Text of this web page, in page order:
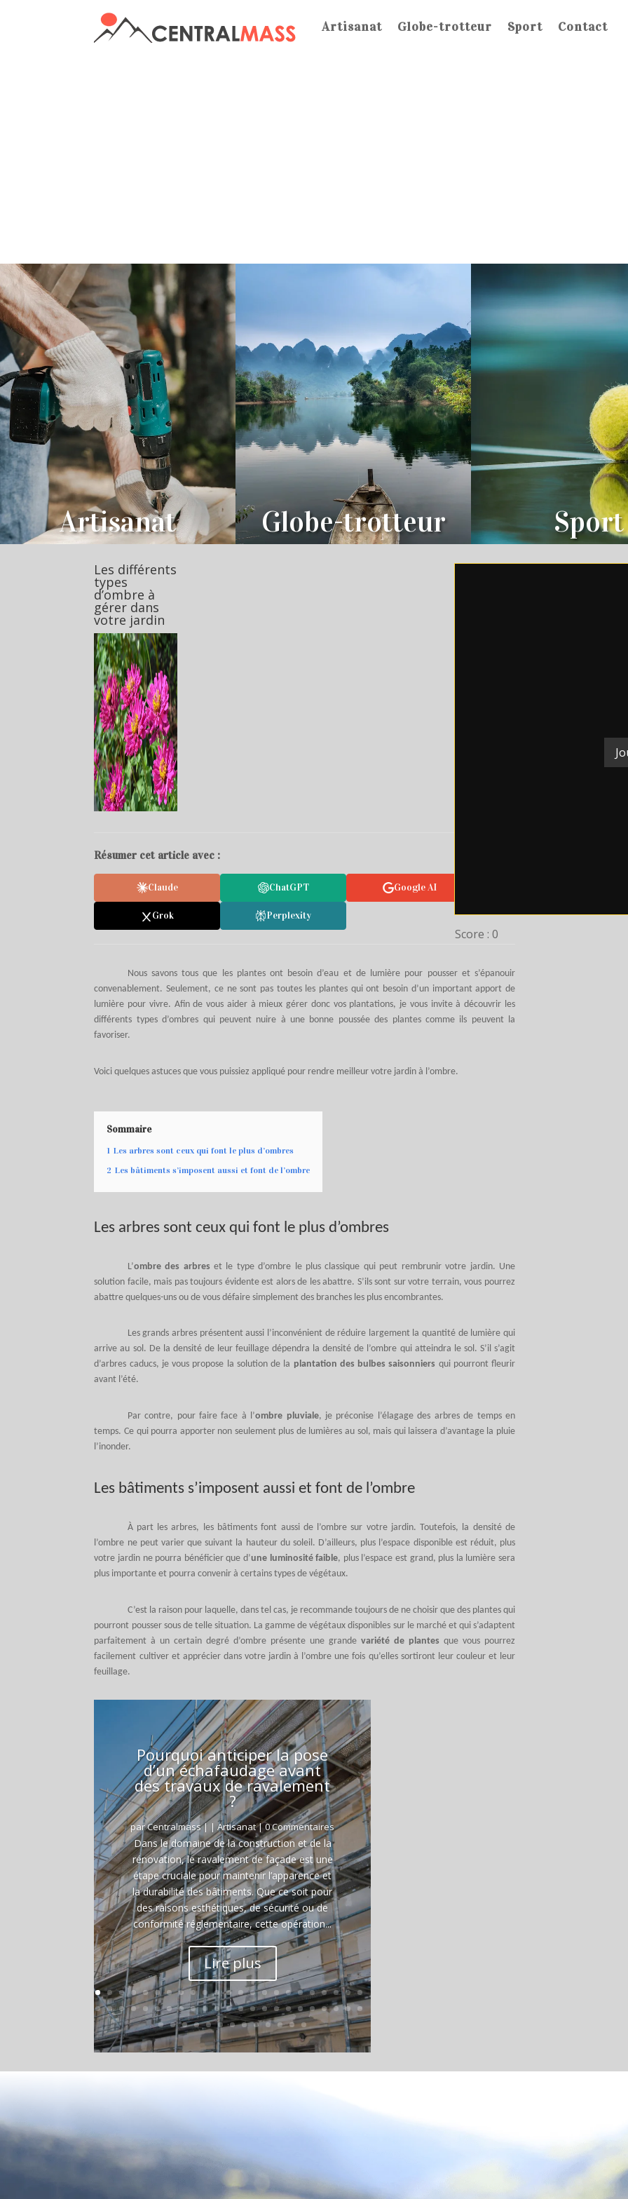
Artisanat Globe-trotteur Sport Contact
Artisanat Globe-trotteur Sport
Les différents
types
d’ombre à
gérer dans
votre jardin
Résumer cet article avec :
Claude ChatGPT Google AI
Grok Perplexity
Nous savons tous que les plantes ont besoin d’eau et de lumière pour pousser et s’épanouir
convenablement. Seulement, ce ne sont pas toutes les plantes qui ont besoin d’un important apport de
lumière pour vivre. Afin de vous aider à mieux gérer donc vos plantations, je vous invite à découvrir les
différents types d’ombres qui peuvent nuire à une bonne poussée des plantes comme ils peuvent la
favoriser.
Voici quelques astuces que vous puissiez appliqué pour rendre meilleur votre jardin à l’ombre.
Sommaire
1 Les arbres sont ceux qui font le plus d’ombres
2 Les bâtiments s’imposent aussi et font de l’ombre
Les arbres sont ceux qui font le plus d’ombres
L’ombre des arbres et le type d’ombre le plus classique qui peut rembrunir votre jardin. Une
solution facile, mais pas toujours évidente est alors de les abattre. S’ils sont sur votre terrain, vous pourrez
abattre quelques-uns ou de vous défaire simplement des branches les plus encombrantes.
Les grands arbres présentent aussi l’inconvénient de réduire largement la quantité de lumière qui
arrive au sol. De la densité de leur feuillage dépendra la densité de l’ombre qui atteindra le sol. S’il s’agit
d’arbres caducs, je vous propose la solution de la plantation des bulbes saisonniers qui pourront fleurir
avant l’été.
Par contre, pour faire face à l’ombre pluviale, je préconise l’élagage des arbres de temps en
temps. Ce qui pourra apporter non seulement plus de lumières au sol, mais qui laissera d’avantage la pluie
l’inonder.
Les bâtiments s’imposent aussi et font de l’ombre
À part les arbres, les bâtiments font aussi de l’ombre sur votre jardin. Toutefois, la densité de
l’ombre ne peut varier que suivant la hauteur du soleil. D’ailleurs, plus l’espace disponible est réduit, plus
votre jardin ne pourra bénéficier que d’une luminosité faible, plus l’espace est grand, plus la lumière sera
plus importante et pourra convenir à certains types de végétaux.
C’est la raison pour laquelle, dans tel cas, je recommande toujours de ne choisir que des plantes qui
pourront pousser sous de telle situation. La gamme de végétaux disponibles sur le marché et qui s’adaptent
parfaitement à un certain degré d’ombre présente une grandevariété de plantes que vous pourrez
facilement cultiver et apprécier dans votre jardin à l’ombre une fois qu’elles sortiront leur couleur et leur
feuillage.
Pourquoi anticiper la pose
d’un échafaudage avant
des travaux de ravalement
?
parCentralmass| |Artisanat| 0 Commentaires
Dans le domaine de la construction et de la
rénovation, le ravalement de façade est une
étape cruciale pour maintenir l’apparence et
la durabilité des bâtiments. Que ce soit pour
des raisons esthétiques, de sécurité ou de
conformité réglementaire, cette opération...
Lire plus
Score : 0